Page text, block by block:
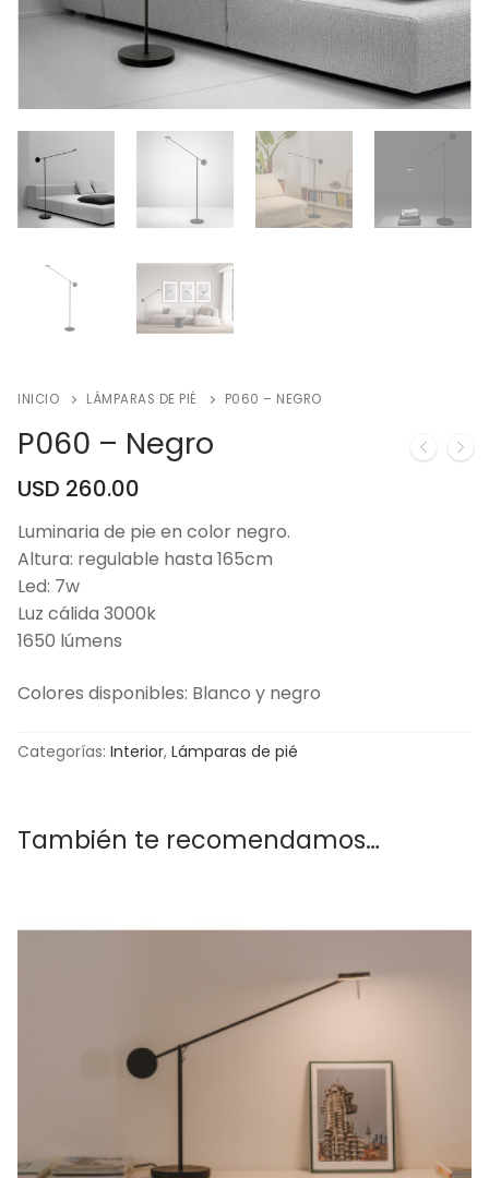
INICIO LÁMPARAS DE PIÉ P060 – NEGRO
P060 – Negro
USD 260.00
Luminaria de pie en color negro.
Altura: regulable hasta 165cm
Led: 7w
Luz cálida 3000k
1650 lúmens
Colores disponibles: Blanco y negro
Categorías: Interior, Lámparas de pié
También te recomendamos…